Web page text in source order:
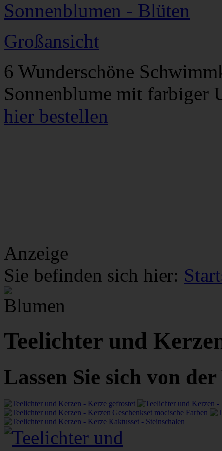
Großansicht
6 Wunderschöne
Sonnenblume mit farbiger
hier bestellen
Anzeige
Sie befinden sich hier:
Teelichter und
Lassen Sie sich von